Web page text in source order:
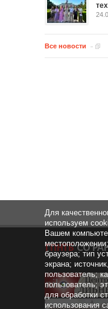
Все новости
Для
используем
Вашем
браузера; тип
экрана;
пользователь;
пользователь;
для обработки
использования